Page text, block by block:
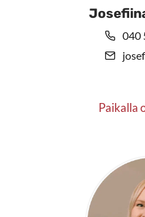
040
Paikalla